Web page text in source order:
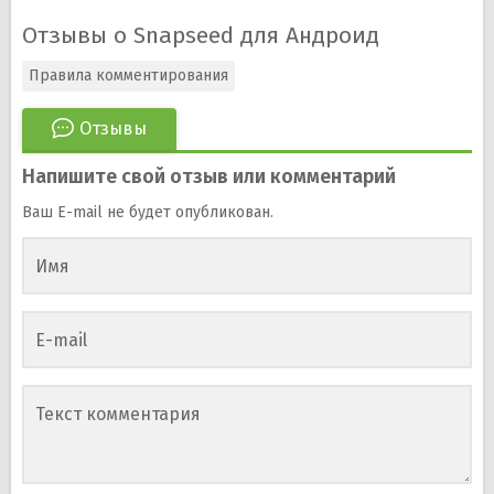
Отзывы о Snapseed для Андроид
Отзывы
Правила комментирования
Напишите свой отзыв или комментарий
Ваш E-mail не будет опубликован.
Имя
E-mail
Текст комментария